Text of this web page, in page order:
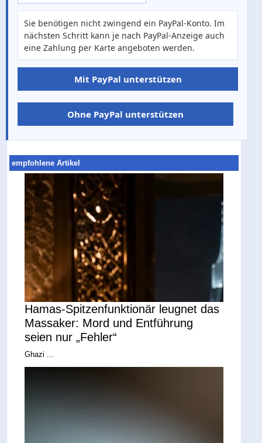
Sie benötigen nicht zwingend ein PayPal-Konto. Im
nächsten Schritt kann je nach PayPal-Anzeige auch
eine Zahlung per Karte angeboten werden.
Mit PayPal unterstützen
Ohne PayPal unterstützen
empfohlene Artikel
Hamas-Spitzenfunktionär leugnet das
Massaker: Mord und Entführung
seien nur „Fehler“
Ghazi ...